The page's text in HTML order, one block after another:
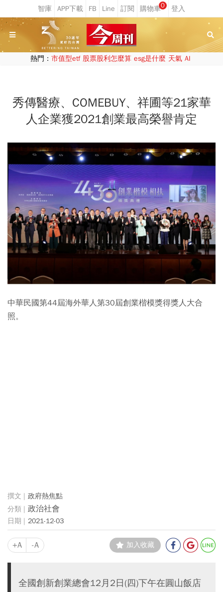
0
熱門： 市值型etf 股票股利怎麼算 esg是什麼 天氣 AI
秀傳醫療、COMEBUY、祥圃等21家華
人企業獲2021創業最高榮譽肯定
中華民國第44屆海外華人第30屆創業楷模獎得獎人大合
照。
政府熱焦點
政治社會
2021-12-03
+A -A 加入收藏
全國創新創業總會12月2日(四)下午在圓山飯店